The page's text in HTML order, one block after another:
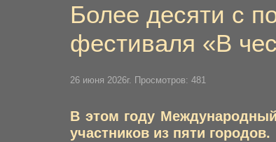
Более десяти с
фестиваля «В
26 июня 2026г. Просмотров: 481
В этом году
участников из пяти городов.